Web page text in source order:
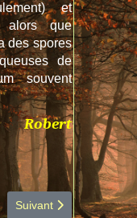
et
alors que
des spores
de
souvent
Robert
PAR DES
Article suivant :
Suivant